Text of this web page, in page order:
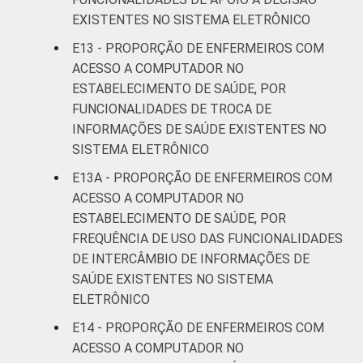
EXISTENTES NO SISTEMA ELETRÔNICO
E13 - PROPORÇÃO DE ENFERMEIROS COM
ACESSO A COMPUTADOR NO
ESTABELECIMENTO DE SAÚDE, POR
FUNCIONALIDADES DE TROCA DE
INFORMAÇÕES DE SAÚDE EXISTENTES NO
SISTEMA ELETRÔNICO
E13A - PROPORÇÃO DE ENFERMEIROS COM
ACESSO A COMPUTADOR NO
ESTABELECIMENTO DE SAÚDE, POR
FREQUÊNCIA DE USO DAS FUNCIONALIDADES
DE INTERCÂMBIO DE INFORMAÇÕES DE
SAÚDE EXISTENTES NO SISTEMA
ELETRÔNICO
E14 - PROPORÇÃO DE ENFERMEIROS COM
ACESSO A COMPUTADOR NO